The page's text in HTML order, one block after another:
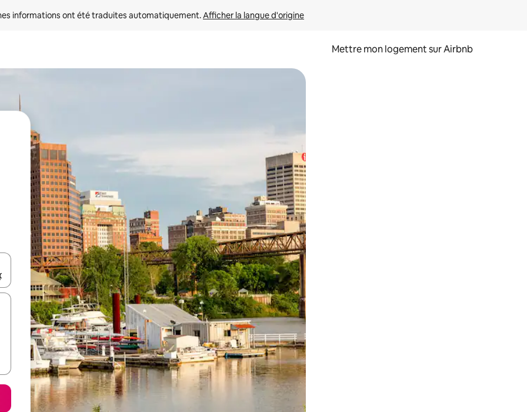
informations ont été traduites automatiquement. Afficher la langue d'origine
Mettre mon logement sur Airbnb
le haut et vers le bas pour les parcourir ou en appuyant et en faisant glisser.